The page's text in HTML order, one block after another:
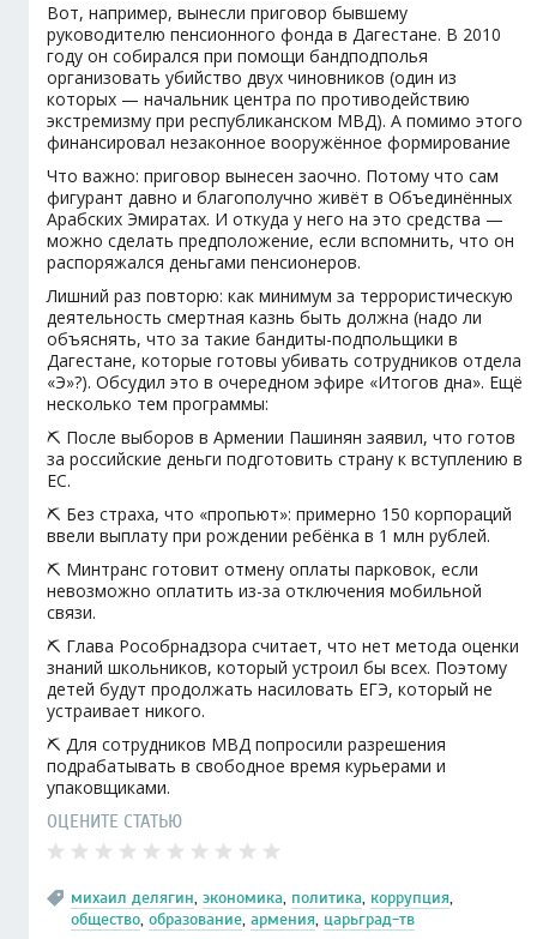
Вот, например, вынесли приговор бывшему
руководителю пенсионного фонда в Дагестане. В 2010
году он собирался при помощи бандподполья
организовать убийство двух чиновников (один из
которых — начальник центра по противодействию
экстремизму при республиканском МВД). А помимо этого
финансировал незаконное вооружённое формирование
Что важно: приговор вынесен заочно. Потому что сам
фигурант давно и благополучно живёт в Объединённых
Арабских Эмиратах. И откуда у него на это средства —
можно сделать предположение, если вспомнить, что он
распоряжался деньгами пенсионеров.
Лишний раз повторю: как минимум за террористическую
деятельность смертная казнь быть должна (надо ли
объяснять, что за такие бандиты-подпольщики в
Дагестане, которые готовы убивать сотрудников отдела
«Э»?). Обсудил это в очередном эфире «Итогов дна». Ещё
несколько тем программы:
⛏️ После выборов в Армении Пашинян заявил, что готов
за российские деньги подготовить страну к вступлению в
ЕС.
⛏️ Без страха, что «пропьют»: примерно 150 корпораций
ввели выплату при рождении ребёнка в 1 млн рублей.
⛏️ Минтранс готовит отмену оплаты парковок, если
невозможно оплатить из-за отключения мобильной
связи.
⛏️ Глава Рособрнадзора считает, что нет метода оценки
знаний школьников, который устроил бы всех. Поэтому
детей будут продолжать насиловать ЕГЭ, который не
устраивает никого.
⛏️ Для сотрудников МВД попросили разрешения
подрабатывать в свободное время курьерами и
упаковщиками.
ОЦЕНИТЕ СТАТЬЮ
михаил делягин, экономика, политика, коррупция,
общество, образование, армения, царьград-тв